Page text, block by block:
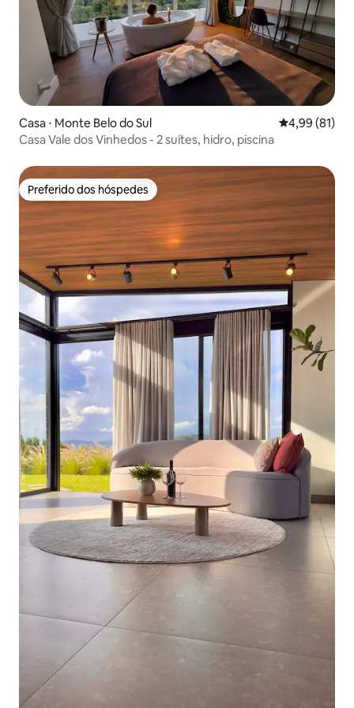
Casa ⋅ Monte Belo do Sul 4,99 de uma
4,99 (81)
Casa Vale dos Vinhedos - 2 suítes, hidro, piscina
Preferido dos hóspedes
Preferido dos hóspedes